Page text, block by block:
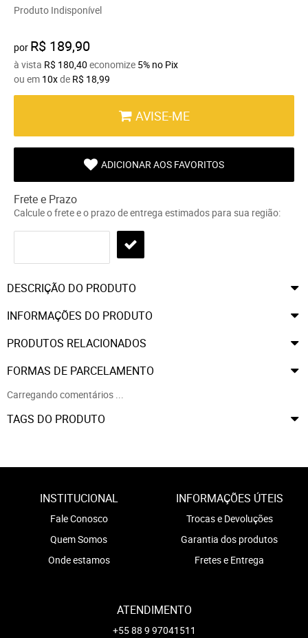
Produto Indisponível
por R$ 189,90
à vista R$ 180,40 economize 5% no Pix
ou em 10xde R$ 18,99
AVISE-ME
ADICIONAR AOS FAVORITOS
Frete e Prazo
Calcule o frete e o prazo de entrega estimados para sua região:
DESCRIÇÃO DO PRODUTO
INFORMAÇÕES DO PRODUTO
PRODUTOS RELACIONADOS
FORMAS DE PARCELAMENTO
Carregando comentários ...
TAGS DO PRODUTO
INSTITUCIONAL
Fale Conosco
Quem Somos
Onde estamos
INFORMAÇÕES ÚTEIS
Trocas e Devoluções
Garantia dos produtos
Fretes e Entrega
ATENDIMENTO
+55 88 9 97041511